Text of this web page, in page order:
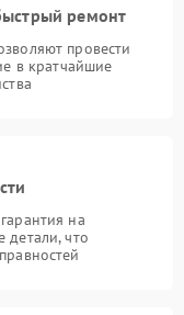
ремонт
провести
в кратчайшие
на
что